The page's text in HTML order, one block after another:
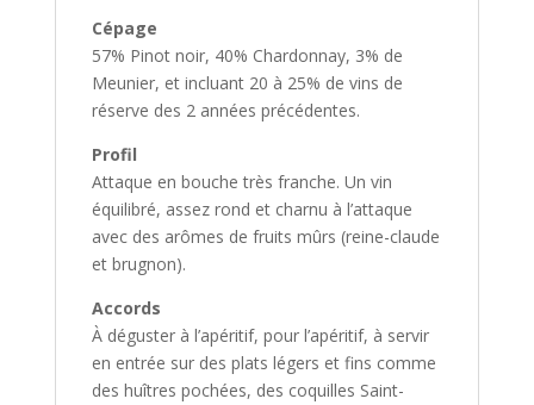
Cépage
57% Pinot noir, 40% Chardonnay, 3% de
Meunier, et incluant 20 à 25% de vins de
réserve des 2 années précédentes.
Profil
Attaque en bouche très franche. Un vin
équilibré, assez rond et charnu à l’attaque
avec des arômes de fruits mûrs (reine-claude
et brugnon).
Accords
À déguster à l’apéritif, pour l’apéritif, à servir
en entrée sur des plats légers et fins comme
des huîtres pochées, des coquilles Saint-